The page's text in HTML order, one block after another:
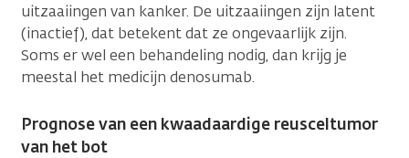
uitzaaiingen van kanker. De uitzaaiingen zijn latent
(inactief), dat betekent dat ze ongevaarlijk zijn.
Soms er wel een behandeling nodig, dan krijg je
meestal het medicijn denosumab.
Prognose van een kwaadaardige reusceltumor
van het bot